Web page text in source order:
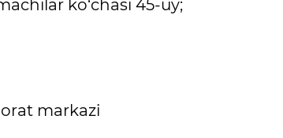
ko‘chasi 45-uy;
markazi